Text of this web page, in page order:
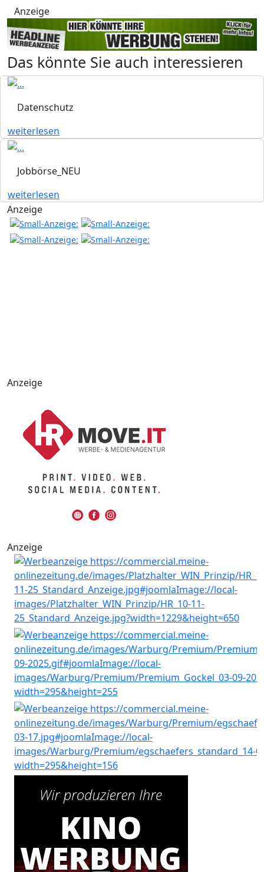
Anzeige
Das könnte Sie auch interessieren
Datenschutz
weiterlesen
Jobbörse_NEU
weiterlesen
Anzeige
Anzeige
Anzeige